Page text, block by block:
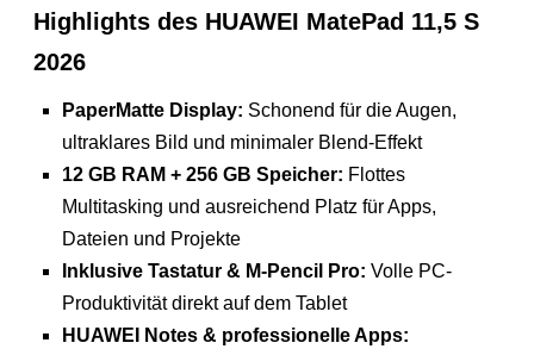
Highlights des HUAWEI MatePad 11,5 S
2026
PaperMatte Display: Schonend für die Augen,
ultraklares Bild und minimaler Blend-Effekt
12 GB RAM + 256 GB Speicher: Flottes
Multitasking und ausreichend Platz für Apps,
Dateien und Projekte
Inklusive Tastatur & M-Pencil Pro: Volle PC-
Produktivität direkt auf dem Tablet
HUAWEI Notes & professionelle Apps: